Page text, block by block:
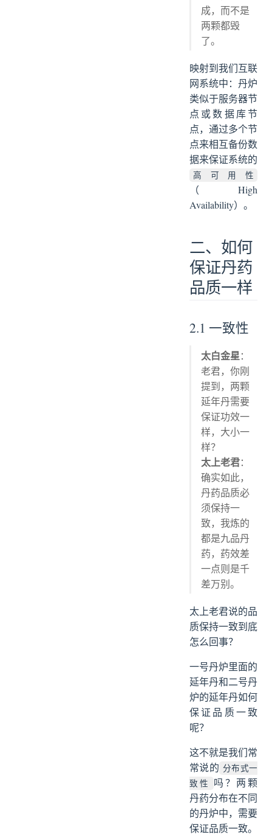
成，而不是
两颗都毁
了。
映射到我们互联
网系统中：丹炉
类似于服务器节
点或数据库节
点，通过多个节
点来相互备份数
据来保证系统的
高可用性
（High
Availability）。
二、如何
保证丹药
品质一样
2.1 一致性
太白金星：
老君，你刚
提到，两颗
延年丹需要
保证功效一
样，大小一
样？
太上老君：
确实如此，
丹药品质必
须保持一
致，我炼的
都是九品丹
药，药效差
一点则是千
差万别。
太上老君说的品
质保持一致到底
怎么回事？
一号丹炉里面的
延年丹和二号丹
炉的延年丹如何
保证品质一致
呢？
这不就是我们常
常说的 分布式一
致性
吗？两颗
丹药分布在不同
的丹炉中，需要
保证品质一致。